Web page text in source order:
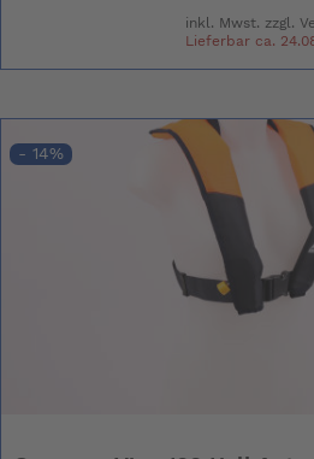
inkl. Mwst. zzgl.
Lieferbar ca.
- 14%